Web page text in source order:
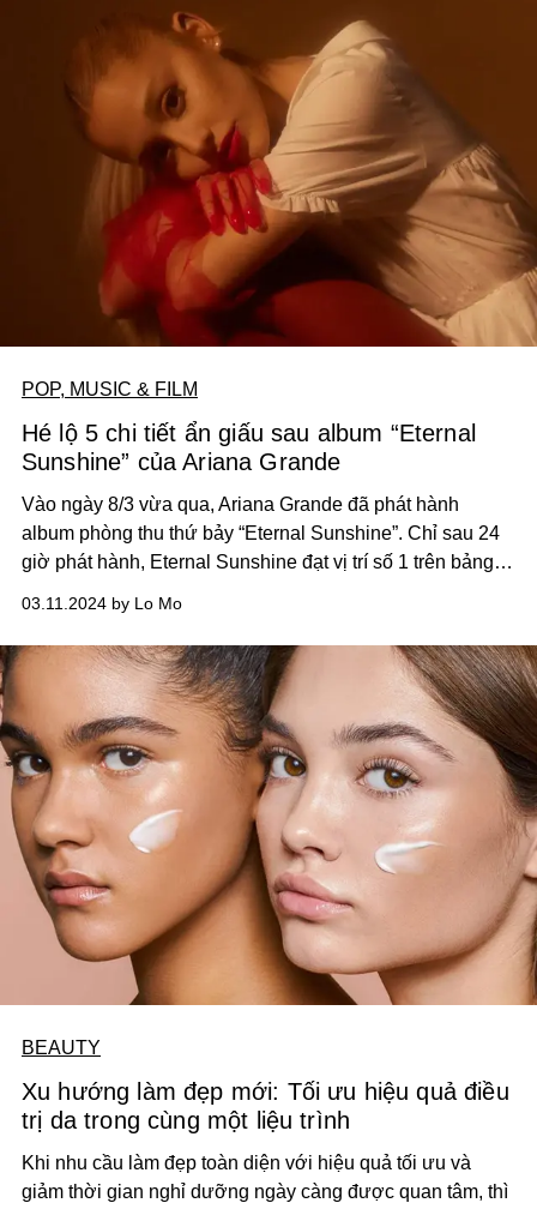
POP, MUSIC & FILM
Hé lộ 5 chi tiết ẩn giấu sau album “Eternal
Sunshine” của Ariana Grande
Vào ngày 8/3 vừa qua, Ariana Grande đã phát hành
album phòng thu thứ bảy “Eternal Sunshine”. Chỉ sau 24
giờ phát hành, Eternal Sunshine đạt vị trí số 1 trên bảng
(fanclub của Ariana) phát cuồng. Lấy cảm hứng từ một bộ
phim điện ảnh nổi tiếng, album “Eternal sunshine” được
cho là giấu nhiều “easter eggs” liên quan đến những câu
chuyện tình của Ari.
03.11.2024 by Lo Mo
BEAUTY
Xu hướng làm đẹp mới: Tối ưu hiệu quả điều
trị da trong cùng một liệu trình
Khi nhu cầu làm đẹp toàn diện với hiệu quả tối ưu và
giảm thời gian nghỉ dưỡng ngày càng được quan tâm, thì